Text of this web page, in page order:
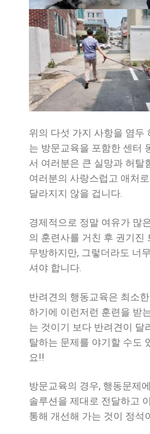
위의 다섯 가지 사항을 염두
는 방문교육을 포함한 센터
서 여러분은 큰 실망과 허탈
여러분의 사랑스럽고 애처
달라지지 않을 겁니다.
경제적으로 정말 여유가 많
의 훈련사를 거친 후 권기진
무방하지만, 그렇더라도 너
셔야 합니다.
반려견의 행동교육은 최소
하기에 이런저런 훈련을 받
는 것이기 보다 반려견이 달
탈하는 문제를 야기할 수도
요!!
방문교육의 경우, 행동문제
솔루션을 제대로 전달하고
통해 개선해 가는 것이 정석